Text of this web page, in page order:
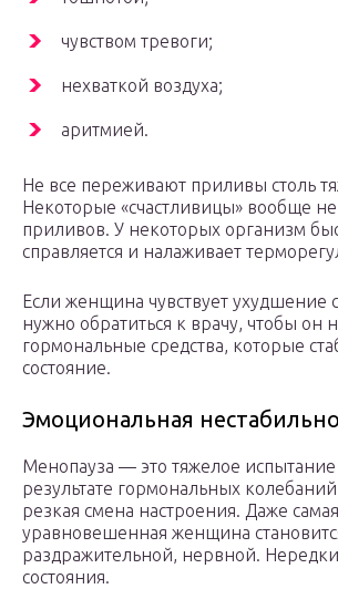
чувством тревоги;
нехваткой воздуха;
аритмией.
Не все переживают приливы столь
Некоторые «счастливицы» вообще не
приливов. У некоторых организм
справляется и налаживает
Если женщина чувствует ухудшение
нужно обратиться к врачу, чтобы он
гормональные средства, которые
состояние.
Эмоциональная
Менопауза — это тяжелое
результате гормональных
резкая смена настроения. Даже самая
уравновешенная женщина
раздражительной, нервной.
состояния.